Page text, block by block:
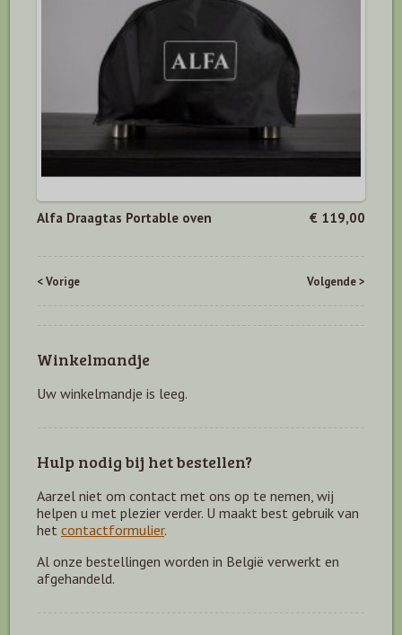
Alfa Draagtas Portable oven € 119,00
< Vorige Volgende >
Winkelmandje
Uw winkelmandje is leeg.
Hulp nodig bij het bestellen?
Aarzel niet om contact met ons op te nemen, wij
helpen u met plezier verder. U maakt best gebruik van
het contactformulier.
Al onze bestellingen worden in België verwerkt en
afgehandeld.